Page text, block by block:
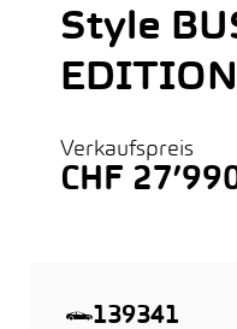
Style
EDITION
Verkaufspreis
CHF
139341